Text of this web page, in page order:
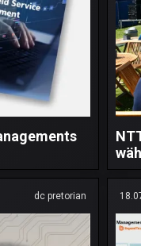
dc pretorian